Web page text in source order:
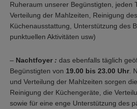
Ruheraum unserer Begünstigten, jeden
Verteilung der Mahlzeiten, Reinigung
Küchenausstattung, Unterstützung des
punktuellen Aktivitäten usw)
– Nachtfoyer : das ebenfalls täglich
Begünstigten von 19.00 bis 23.00 Uhr .
und Verteilung der Mahlzeiten sorgen
Reinigung der Küchengeräte, die
sowie für eine enge Unterstützung des